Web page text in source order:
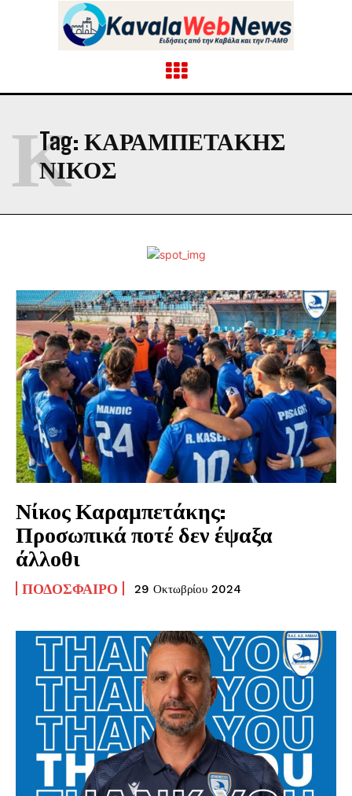
Tag: ΚΑΡΑΜΠΕΤΑΚΗΣ
ΝΙΚΟΣ
Κ
Νίκος Καραμπετάκης:
Προσωπικά ποτέ δεν έψαξα
άλλοθι
ΠΟΔΌΣΦΑΙΡΟ 29 Οκτωβρίου 2024